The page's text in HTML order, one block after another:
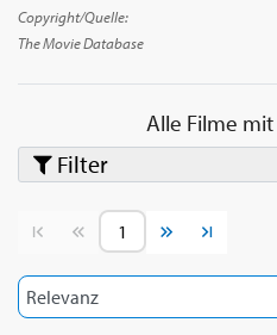
Copyright/Quelle:
The Movie Database
Alle Filme mit
Vorherige SeiteNächste Seite
Filter